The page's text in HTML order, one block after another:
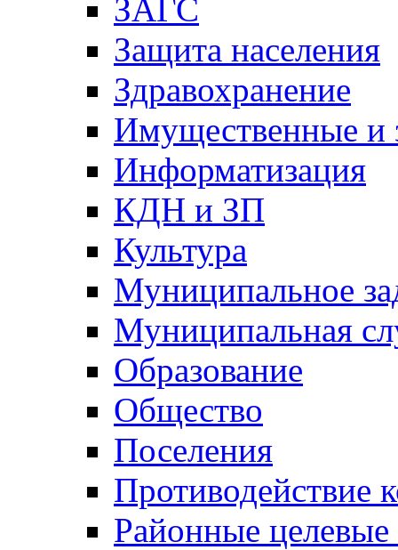
ЗАГС
Защита населения
Здравохранение
Имущественные и
Информатизация
КДН и ЗП
Культура
Муниципальное
Муниципальная
Образование
Общество
Поселения
Противодействие
Районные